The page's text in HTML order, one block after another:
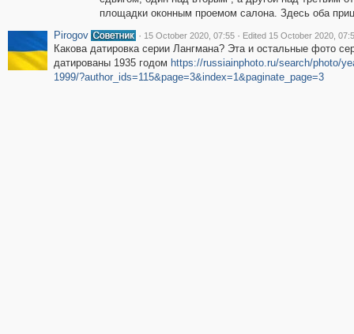
площадки оконным проемом салона. Здесь оба
Pirogov
· 15 October 2020, 07:55 · Edited 15 October 2020,
Какова датировка серии Лангмана? Эта и остальные фото
датированы 1935 годом https://russiainphoto.ru/search/photo/
1999/?author_ids=115&page=3&index=1&paginate_page=3